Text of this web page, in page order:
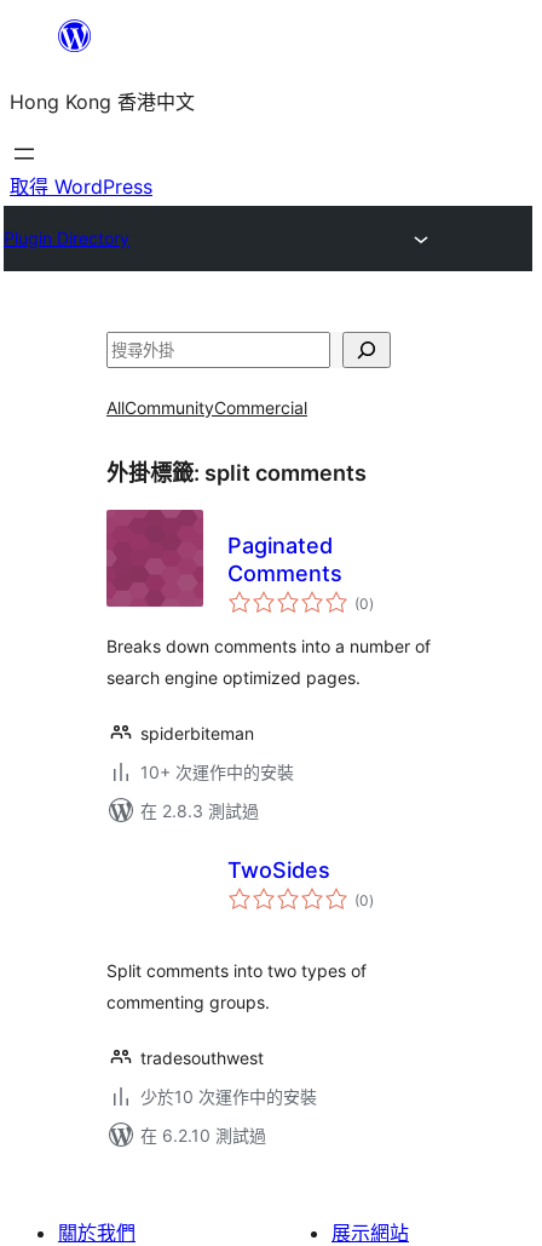
主
要
內
Hong Kong 香港中文
取得 WordPress
Plugin Directory
搜
AllCommunityCommercial
外掛標籤: split comments
Paginated
Comments
(0總
評)
Breaks down comments into a number of
search engine optimized pages.
spiderbiteman
10+ 次運作中的安裝
在 2.8.3 測試過
TwoSides
(0總
評)
Split comments into two types of
commenting groups.
tradesouthwest
少於10 次運作中的安裝
在 6.2.10 測試過
關於我們
展示網站